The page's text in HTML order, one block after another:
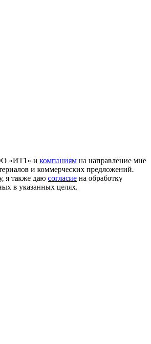
«ИТ1» и компаниям на направление мне
и коммерческих предложений.
я также даю согласие на обработку
в указанных целях.